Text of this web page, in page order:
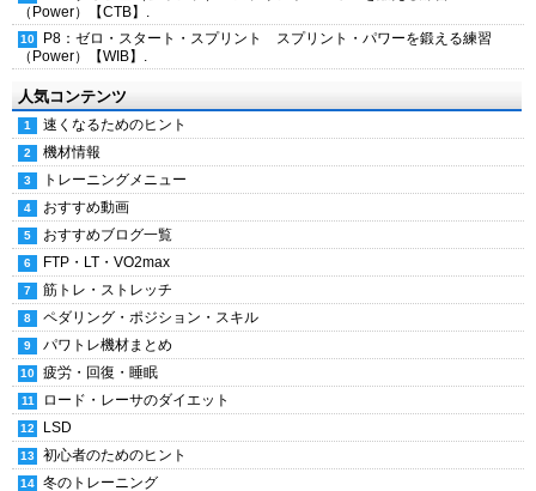
（Power）【CTB】.
P8：ゼロ・スタート・スプリント スプリント・パワーを鍛える練習
（Power）【WIB】.
人気コンテンツ
速くなるためのヒント
機材情報
トレーニングメニュー
おすすめ動画
おすすめブログ一覧
FTP・LT・VO2max
筋トレ・ストレッチ
ペダリング・ポジション・スキル
パワトレ機材まとめ
疲労・回復・睡眠
ロード・レーサのダイエット
LSD
初心者のためのヒント
冬のトレーニング